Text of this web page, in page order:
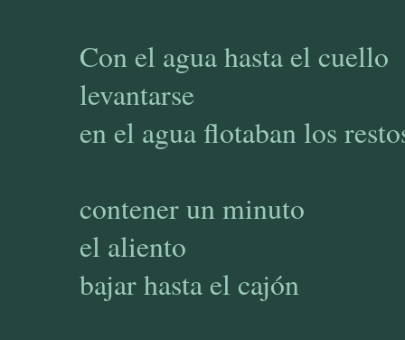
Con el agua hasta el cuello
levantarse
en el agua flotaban los
contener un minuto
el aliento
bajar hasta el cajón